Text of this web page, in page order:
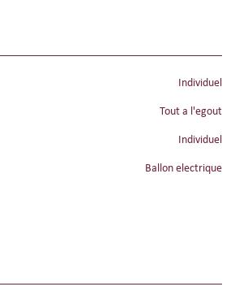
individuel
tout a l'egout
individuel
ballon electrique